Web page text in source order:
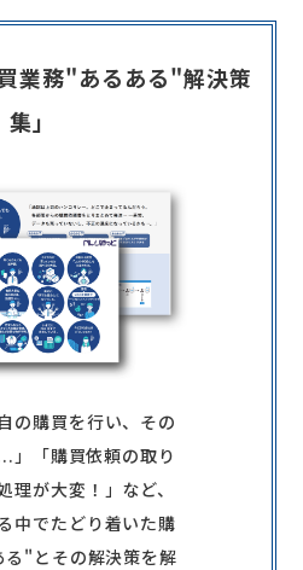
業務"あるある"解決策
集」
の購買を行い、その
」「購買依頼の取り
理が大変！」など、
中でたどり着いた購
"とその解決策を解